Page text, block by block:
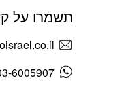
תשמרו על
6005907